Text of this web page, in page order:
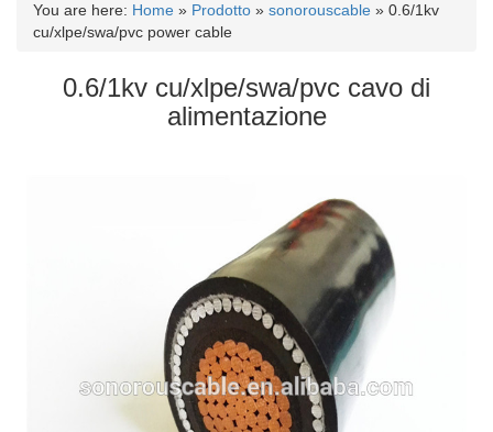
You are here: Home » Prodotto » sonorouscable » 0.6/1kv
cu/xlpe/swa/pvc power cable
0.6/1kv cu/xlpe/swa/pvc cavo di
alimentazione